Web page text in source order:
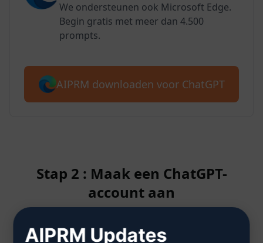
We ondersteunen ook Microsoft Edge.
Begin gratis met meer dan 4.500
prompts.
AIPRM downloaden voor ChatGPT
Stap 2 : Maak een ChatGPT-
account aan
AIPRM Updates